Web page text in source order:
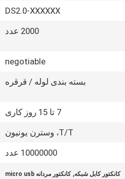
DS2.0-XXXXXX
2000 عدد
negotiable
بسته بندی لوله / قرقره
7 تا 15 روز کاری
T/T، وسترن یونیون
10000000 عدد
کانکتور کابل شبکه,کانکتور مردانه micro usb